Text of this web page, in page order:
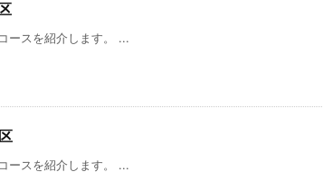
ースを紹介します。 ...
ースを紹介します。 ...